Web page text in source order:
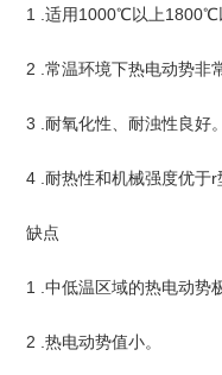
1 .适用1000℃以上1800℃
2 .常温环境下热电动势非
3 .耐氧化性、耐浊性良好。
4 .耐热性和机械强度优于r
缺点
1 .中低温区域的热电动势
2 .热电动势值小。